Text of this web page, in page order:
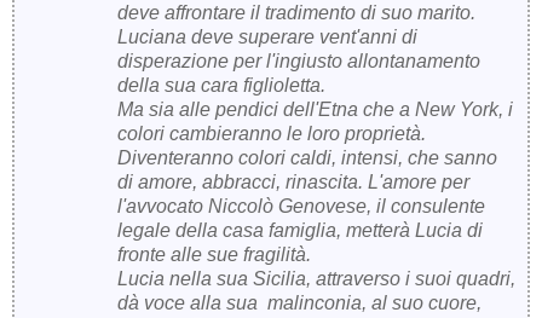
deve affrontare il tradimento di suo marito.
Luciana deve superare vent'anni di
disperazione per l'ingiusto allontanamento
della sua cara figlioletta.
Ma sia alle pendici dell'Etna che a New York, i
colori cambieranno le loro proprietà.
Diventeranno colori caldi, intensi, che sanno
di amore, abbracci, rinascita. L'amore per
l'avvocato Niccolò Genovese, il consulente
legale della casa famiglia, metterà Lucia di
fronte alle sue fragilità.
Lucia nella sua Sicilia, attraverso i suoi quadri,
dà voce alla sua malinconia, al suo cuore,